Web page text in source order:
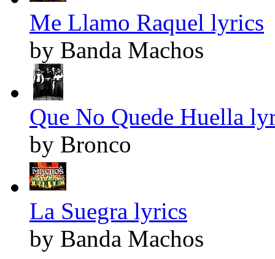
Me Llamo Raquel lyrics
by Banda Machos
Que No Quede Huella
by Bronco
La Suegra lyrics
by Banda Machos